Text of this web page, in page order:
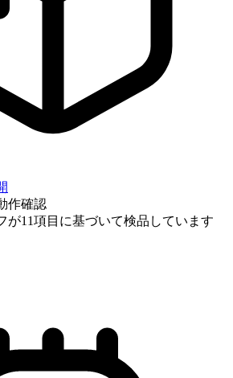
作確認
が11項目に基づいて検品しています